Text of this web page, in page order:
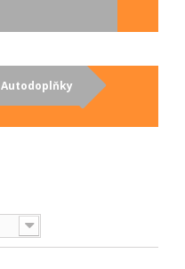
Autodoplňky